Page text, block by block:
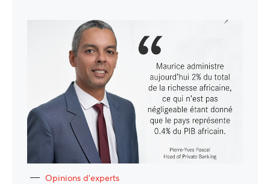
Opinions d'experts